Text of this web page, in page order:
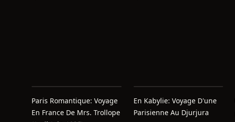
Paris Romantique: Voyage
En France De Mrs. Trollope
En Kabylie: Voyage D'une
Parisienne Au Djurjura